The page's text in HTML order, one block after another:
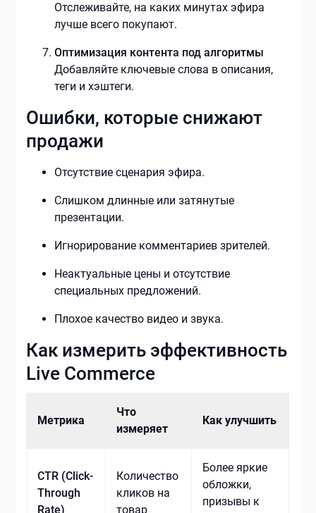
Отслеживайте, на каких минутах эфира
лучше всего покупают.
Оптимизация контента под алгоритмы
Добавляйте ключевые слова в описания,
теги и хэштеги.
Ошибки, которые снижают
продажи
Отсутствие сценария эфира.
Слишком длинные или затянутые
презентации.
Игнорирование комментариев зрителей.
Неактуальные цены и отсутствие
специальных предложений.
Плохое качество видео и звука.
Как измерить эффективность
Live Commerce
Метрика
Что
измеряет
Как улучшить
CTR (Click-
Through
Rate)
Количество
кликов на
товар
Более яркие
обложки,
призывы к